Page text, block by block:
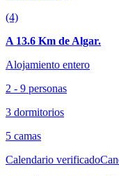
(4)
A 13.6 Km de Algar.
Alojamiento entero
2 - 9 personas
3 dormitorios
5 camas
Calendario verificado